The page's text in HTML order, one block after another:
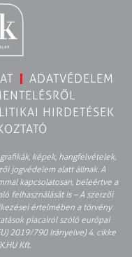
ADATVÉDELEM
HIRDETÉSEK
képek, hangfelvételek,
jogvédelem alatt állnak. A
kapcsolatosan, beleértve a
felhasználását is – A szerzői
értelmében a törvény
piacairól szóló európai
2019/790 Irányelve) 4. cikke
Kft.